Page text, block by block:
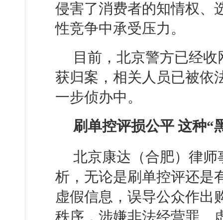
侵害了消费者的知情权、
性竞争中承受压力。
目前，北京警方已经
获归案，相关人员已被依
一步侦办中。
刷单控评损公平 这种“
北京康达（合肥）律
析，无论是刷单控评还是
虚假信息，误导公众作出
秩序，涉嫌非法经营罪、